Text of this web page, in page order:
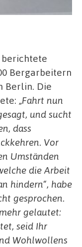
berichtete
Bergarbeitern
Berlin. Die
„Fahrt nun
und sucht
dass
Vor
Umständen
die Arbeit
hindern“, habe
gesprochen.
gelautet:
seid Ihr
Wohlwollens